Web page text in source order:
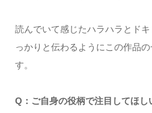
読んでいて感じたハラハラとド
っかりと伝わるようにこの作品
す。
Q：ご自身の役柄で注目してほし